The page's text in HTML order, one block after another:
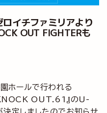
イチファミリアより
OUT FIGHTERも
ホールで行われる
OUT.61』のU-